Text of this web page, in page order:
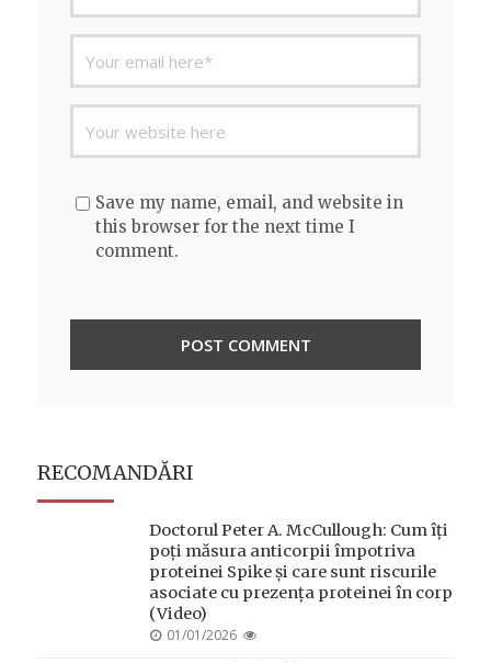
Save my name, email, and website in
this browser for the next time I
comment.
RECOMANDĂRI
Doctorul Peter A. McCullough: Cum îți
poți măsura anticorpii împotriva
proteinei Spike și care sunt riscurile
asociate cu prezența proteinei în corp
(Video)
POSTED
01/01/2026